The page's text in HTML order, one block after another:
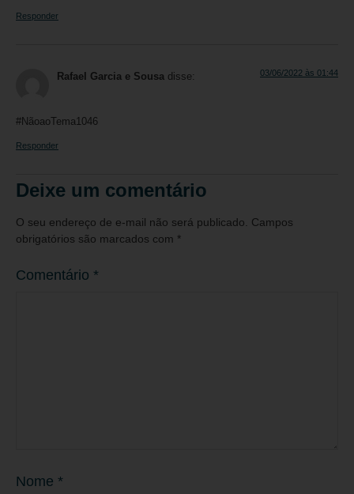
Responder
Rafael Garcia e Sousa disse: 03/06/2022 às 01:44
#NãoaoTema1046
Responder
Deixe um comentário
O seu endereço de e-mail não será publicado.
Campos
obrigatórios são marcados com *
Comentário *
Nome *